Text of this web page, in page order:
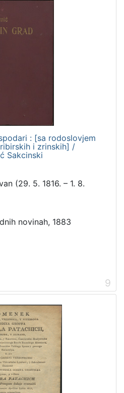
: [sa rodoslovjem
i zrinskih] /
Sakcinski
(29. 5. 1816. – 1. 8.
novinah, 1883
9